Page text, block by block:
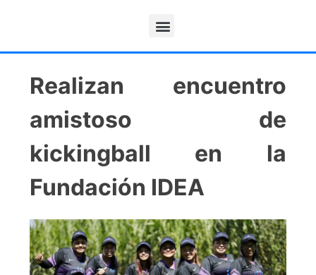
Realizan encuentro
amistoso de
kickingball en la
Fundación IDEA